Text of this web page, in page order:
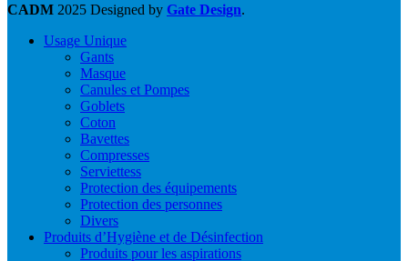
CADM 2025 Designed by Gate Design.
Usage Unique
Gants
Masque
Canules et Pompes
Goblets
Coton
Bavettes
Compresses
Serviettess
Protection des équipements
Protection des personnes
Divers
Produits d’Hygiène et de Désinfection
Produits pour les aspirations